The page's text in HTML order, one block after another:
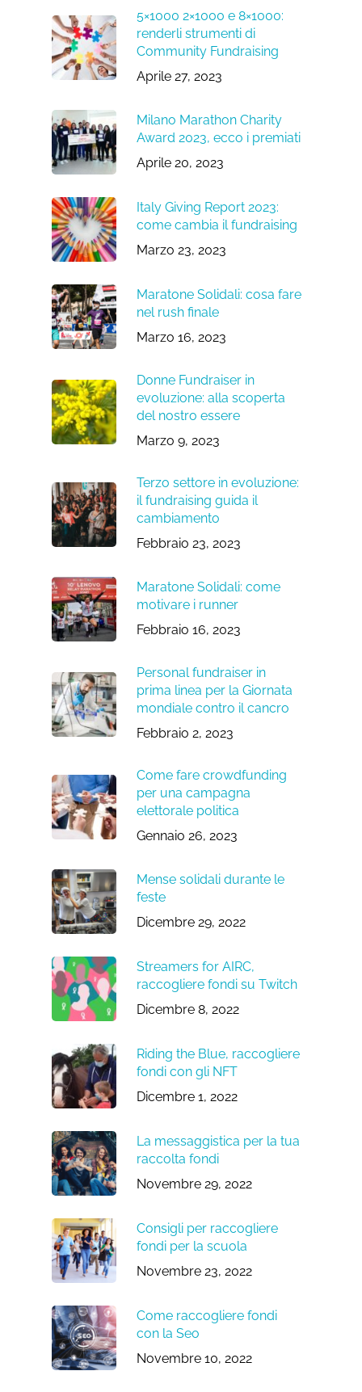
5×1000 2×1000 e 8×1000:
renderli strumenti di
Community Fundraising
Aprile 27, 2023
Milano Marathon Charity
Award 2023, ecco i premiati
Aprile 20, 2023
Italy Giving Report 2023:
come cambia il fundraising
Marzo 23, 2023
Maratone Solidali: cosa fare
nel rush finale
Marzo 16, 2023
Donne Fundraiser in
evoluzione: alla scoperta
del nostro essere
Marzo 9, 2023
Terzo settore in evoluzione:
il fundraising guida il
cambiamento
Febbraio 23, 2023
Maratone Solidali: come
motivare i runner
Febbraio 16, 2023
Personal fundraiser in
prima linea per la Giornata
mondiale contro il cancro
Febbraio 2, 2023
Come fare crowdfunding
per una campagna
elettorale politica
Gennaio 26, 2023
Mense solidali durante le
feste
Dicembre 29, 2022
Streamers for AIRC,
raccogliere fondi su Twitch
Dicembre 8, 2022
Riding the Blue, raccogliere
fondi con gli NFT
Dicembre 1, 2022
La messaggistica per la tua
raccolta fondi
Novembre 29, 2022
Consigli per raccogliere
fondi per la scuola
Novembre 23, 2022
Come raccogliere fondi
con la Seo
Novembre 10, 2022